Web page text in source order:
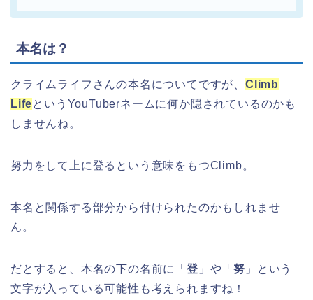
本名は？
クライムライフさんの本名についてですが、 Climb
LifeというYouTuberネームに何か隠されているのかも
しませんね。
努力をして上に登るという意味をもつClimb。
本名と関係する部分から付けられたのかもしれませ
ん。
だとすると、本名の下の名前に「 登 」や「努 」という
文字が入っている可能性も考えられますね！